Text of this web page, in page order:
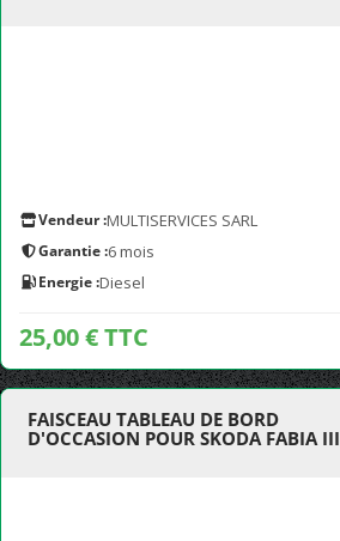
Vendeur :MULTISERVICES SARL
Garantie :6 mois
Energie :Diesel
25,00 € TTC
FAISCEAU TABLEAU DE BORD
D'OCCASION POUR SKODA FABIA III